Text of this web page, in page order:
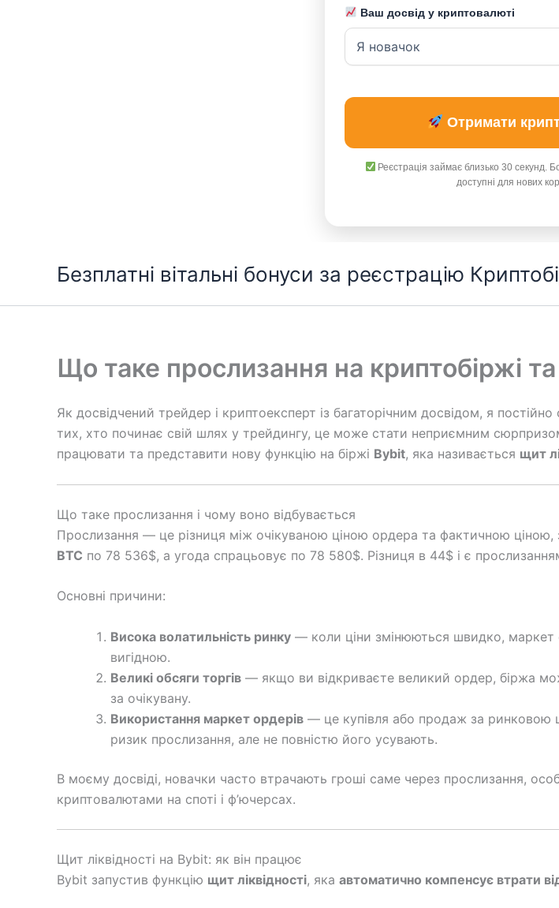
Ваш досвід у криптовалюті
Отримати
Реєстрація займає близько 30 секунд.
доступні для нових
Безплатні вітальні бонуси за реєстрацію
Що таке прослизання на криптобіржі
Як досвідчений трейдер і криптоексперт із багаторічним досвідом, я
тих, хто починає свій шлях у трейдингу, це може стати неприємним
працювати та представити нову функцію на біржі Bybit, яка називається щит
Що таке прослизання і чому воно відбувається
Прослизання — це різниця між очікуваною ціною ордера та фактичною
BTC по 78 536$, а угода спрацьовує по 78 580$. Різниця в 44$ і є
Основні причини:
Висока волатильність ринку — коли ціни змінюються швидко,
вигідною.
Великі обсяги торгів — якщо ви відкриваєте великий ордер, біржа
за очікувану.
Використання маркет ордерів — це купівля або продаж за ринковою
ризик прослизання, але не повністю його усувають.
В моєму досвіді, новачки часто втрачають гроші саме через прослизання,
криптовалютами на споті і ф’ючерсах.
Щит ліквідності на Bybit: як він працює
Bybit запустив функцію щит ліквідності, яка автоматично компенсує втрати